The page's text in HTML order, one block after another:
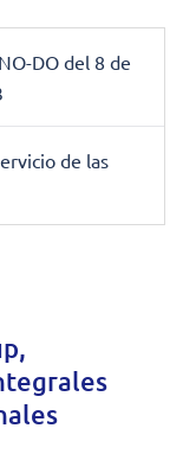
DO del 8 de
de las
,